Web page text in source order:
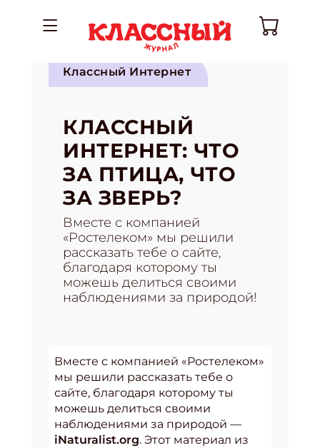
Классный Интернет
КЛАССНЫЙ
ИНТЕРНЕТ: ЧТО
ЗА ПТИЦА, ЧТО
ЗА ЗВЕРЬ?
Вместе с компанией
«Ростелеком» мы решили
рассказать тебе о сайте,
благодаря которому ты
можешь делиться своими
наблюдениями за природой!
Вместе с компанией «Ростелеком»
мы решили рассказать тебе о
сайте, благодаря которому ты
можешь делиться своими
наблюдениями за природой —
iNaturalist.org. Этот материал из